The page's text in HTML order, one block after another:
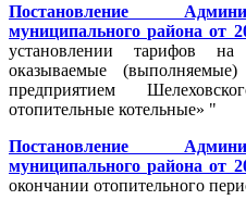
Постановление
муниципального района от
установлении тарифов
оказываемые
предприятием
отопительные котельные» "
Постановление
муниципального района от
окончании отопительного